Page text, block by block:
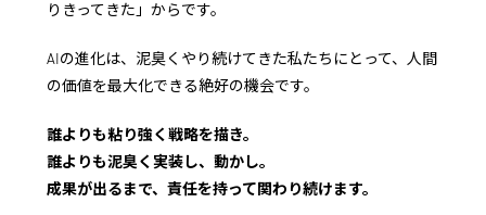
りきってきた」からです。
AIの進化は、泥臭くやり続けてきた私たちにとって、 人間
の価値を最大化できる絶好の機会です。
誰よりも粘り強く戦略を描き。
誰よりも泥臭く実装し、動かし。
成果が出るまで、責任を持って関わり続けます。